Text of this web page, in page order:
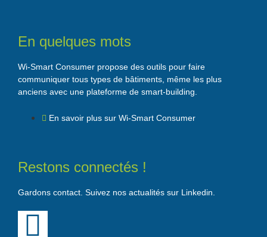
En quelques mots
Wi-Smart Consumer propose des outils pour faire
communiquer tous types de bâtiments, même les plus
anciens avec une plateforme de smart-building.
En savoir plus sur Wi-Smart Consumer
Restons connectés !
Gardons contact. Suivez nos actualités sur Linkedin.